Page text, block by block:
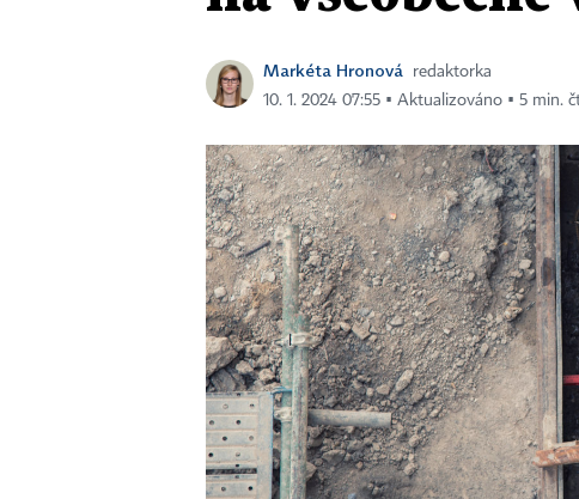
Markéta Hronová
redaktorka
10. 1. 2024 07:55 ▪ Aktualizováno ▪ 5 min.